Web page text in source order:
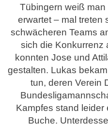
Tübingern weiß
erwartet – mal treten
schwächeren Teams
sich die Konkurrenz
konnten Jose und
gestalten. Lukas
tun, deren Verein
Kampfes stand leider
Buche.